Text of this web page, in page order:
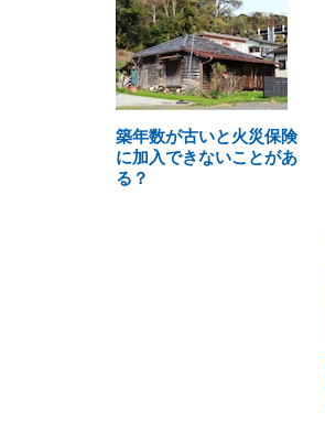
築年数が古いと火災保険
に加入できないことがあ
る？